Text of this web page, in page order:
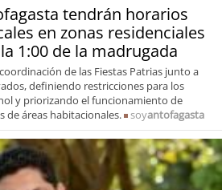
tendrán horarios
en zonas residenciales
1:00 de la madrugada
de las Fiestas Patrias junto a
definiendo restricciones para los
y priorizando el funcionamiento de
de áreas habitacionales.
soyantofagasta